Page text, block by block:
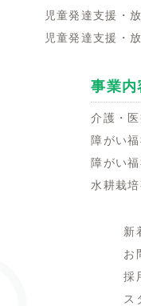
児童発達支援・
児童発達支援・
事業内
介護・
障がい
障がい
水耕栽
新
お
採
ス